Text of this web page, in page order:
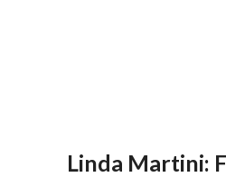
Linda Martini: